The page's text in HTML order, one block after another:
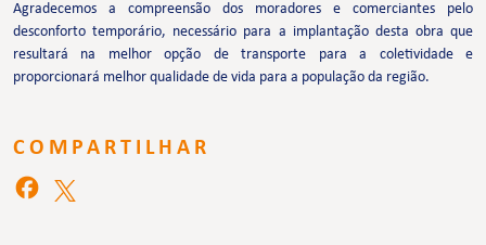
Agradecemos a compreensão dos moradores e comerciantes pelo
desconforto temporário, necessário para a implantação desta obra que
resultará na melhor opção de transporte para a coletividade e
proporcionará melhor qualidade de vida para a população da região.
COMPARTILHAR